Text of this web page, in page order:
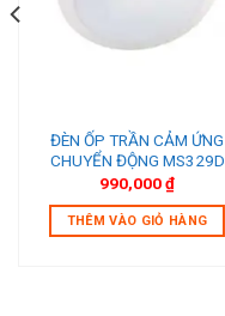
ĐÈN ỐP TRẦN CẢM ỨNG
CHUYỂN ĐỘNG MS329D
990,000₫
THÊM VÀO GIỎ HÀNG